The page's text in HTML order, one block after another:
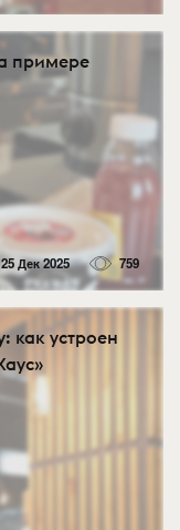
примере
25 Дек 2025 759
как устроен